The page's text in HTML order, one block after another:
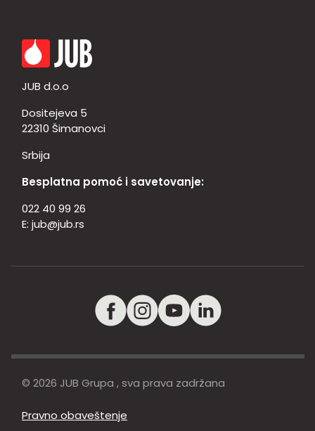
JUB d.o.o
Dositejeva 5
22310 Šimanovci
Srbija
Besplatna pomoć i savetovanje:
022 40 99 26
E: jub@jub.rs
© 2026 JUB Grupa , sva prava zadržana
Pravno obaveštenje